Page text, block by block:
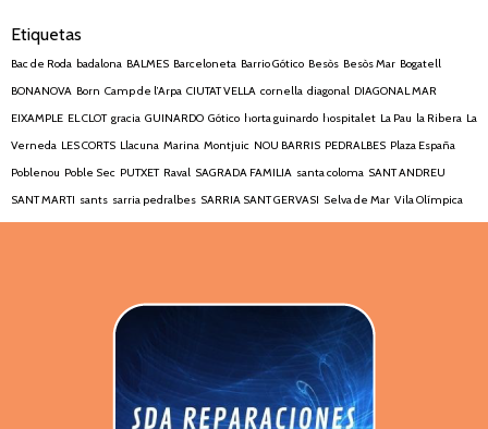
Etiquetas
Bac de Roda badalona BALMES Barceloneta Barrio Gótico Besòs Besòs Mar Bogatell
BONANOVA Born Camp de l’Arpa CIUTAT VELLA cornella diagonal DIAGONAL MAR
EIXAMPLE EL CLOT gracia GUINARDO Gótico horta guinardo hospitalet La Pau la Ribera La
Verneda LES CORTS Llacuna Marina Montjuic NOU BARRIS PEDRALBES Plaza España
Poblenou Poble Sec PUTXET Raval SAGRADA FAMILIA santa coloma SANT ANDREU
SANT MARTI sants sarria pedralbes SARRIA SANT GERVASI Selva de Mar Vila Olímpica